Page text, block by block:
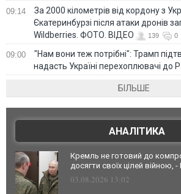
09:14
За 2000 кілометрів від кордону з
Єкатеринбурзі після атаки дронів
Wildberries. ФОТО. ВІДЕО
139 0
09:00
"Нам вони теж потрібні": Трамп
надасть Україні перехоплювачі до
БІЛЬШЕ
АНАЛІТИКА
Кремль не готовий до
досягти своїх цілей війною,
03.08.2026 13:02